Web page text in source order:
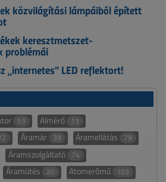
közvilágítási lámpáiból épített
keresztmetszet-
problémái
„internetes” LED reflektort!
53 Almérő 13
Áramár 39 Áramellátás 79
Áramszolgáltató 74
Áramütés 20 Atomerőmű 103